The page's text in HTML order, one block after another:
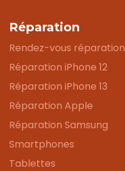
Réparation
Rendez-vous réparation
Réparation iPhone 12
Réparation iPhone 13
Réparation Apple
Réparation Samsung
Smartphones
Tablettes